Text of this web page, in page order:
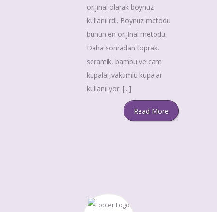
orijinal olarak boynuz
kullanılırdı. Boynuz metodu
bunun en orijinal metodu.
Daha sonradan toprak,
seramik, bambu ve cam
kupalar,vakumlu kupalar
kullanılıyor. [...]
Read More